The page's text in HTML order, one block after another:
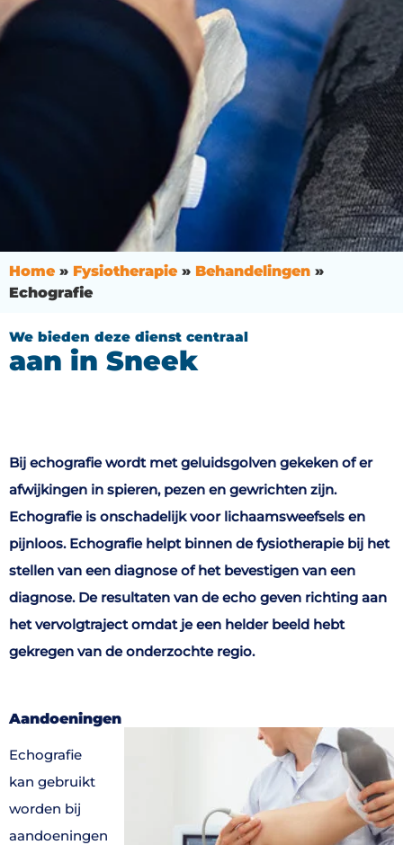
Home » Fysiotherapie » Behandelingen »
Echografie
We bieden deze dienst centraal
aan in Sneek
Bij echografie wordt met geluidsgolven gekeken of er
afwijkingen in spieren, pezen en gewrichten zijn.
Echografie is onschadelijk voor lichaamsweefsels en
pijnloos. Echografie helpt binnen de fysiotherapie bij het
stellen van een diagnose of het bevestigen van een
diagnose. De resultaten van de echo geven richting aan
het vervolgtraject omdat je een helder beeld hebt
gekregen van de onderzochte regio.
Aandoeningen
Echografie
kan gebruikt
worden bij
aandoeningen